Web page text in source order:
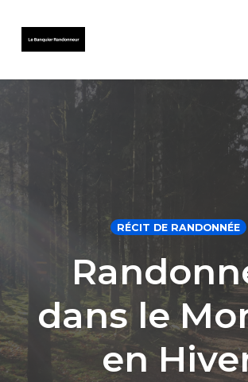
Skip
RÉCIT DE RANDONNÉE
dans le
en